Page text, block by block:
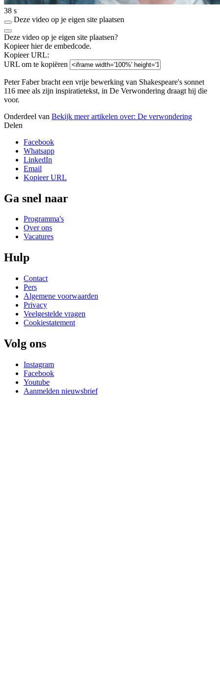
38 s
Deze video op je eigen site plaatsen
Deze video op je eigen site plaatsen?
Kopieer hier de embedcode.
Kopieer URL:
URL om te kopiëren
Peter Faber bracht een vrije bewerking van Shakespeare's sonnet
116 mee als zijn inspiratietekst, in De Verwondering draagt hij die
voor.
Onderdeel van Bekijk meer artikelen over: De verwondering
Delen
Facebook
Whatsapp
LinkedIn
Email
Kopieer URL
Ga snel naar
Programma's
Over ons
Vacatures
Hulp
Contact
Pers
Algemene voorwaarden
Privacy
Veelgestelde vragen
Cookiestatement
Volg ons
Instagram
Facebook
Youtube
Aanmelden nieuwsbrief